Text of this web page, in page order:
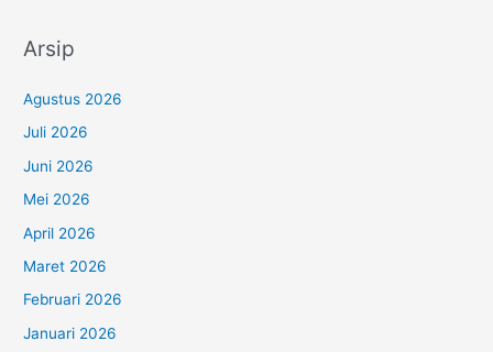
Arsip
Agustus 2026
Juli 2026
Juni 2026
Mei 2026
April 2026
Maret 2026
Februari 2026
Januari 2026